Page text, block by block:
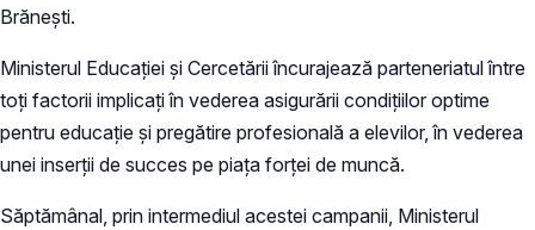
Brăneşti.
Ministerul Educației și Cercetării încurajează parteneriatul între
toți factorii implicați în vederea asigurării condiţiilor optime
pentru educație și pregătire profesională a elevilor, în vederea
unei inserţii de succes pe piaţa forţei de muncă.
Săptămânal, prin intermediul acestei campanii, Ministerul